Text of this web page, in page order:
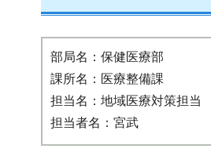
部局名：保健医療部
課所名：医療整備課
担当名：地域医療対策担当
担当者名：宮武